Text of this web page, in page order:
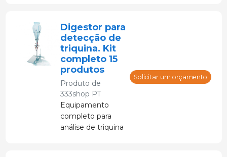
Digestor para
detecção de
triquina. Kit
completo 15
produtos
Produto de
333shop PT
Equipamento
completo para
análise de triquina
Solicitar um orçamento